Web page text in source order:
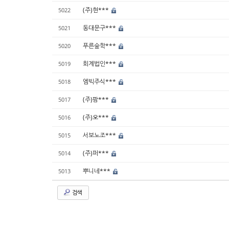
5022 (주)현***
5021 동대문구***
5020 푸른숲학***
5019 회계법인***
5018 엠빅주식***
5017 (주)팜***
5016 (주)오***
5015 서보노조***
5014 (주)퍼***
5013 뿌니네***
검색